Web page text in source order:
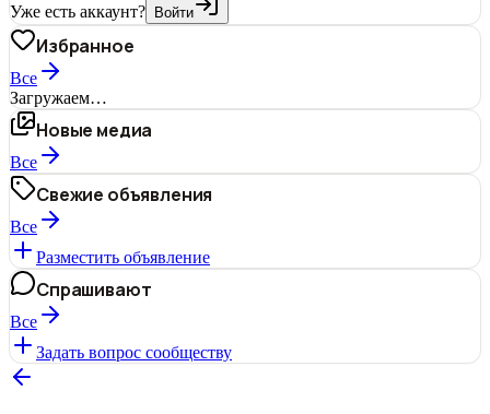
Уже есть аккаунт? Войти
Избранное
Все
Загружаем…
Новые медиа
Все
Свежие объявления
Все
Разместить объявление
Спрашивают
Все
Задать вопрос сообществу